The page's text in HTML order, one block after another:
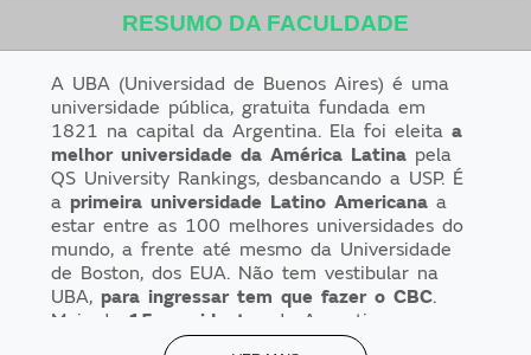
RESUMO DA FACULDADE
A UBA (Universidad de Buenos Aires) é uma
universidade pública, gratuita fundada em
1821 na capital da Argentina. Ela foi eleitaa
melhor universidade da América Latinapela
QS University Rankings, desbancando a USP. É
a primeira universidade Latino Americanaa
estar entre as 100 melhores universidades do
mundo, a frente até mesmo da Universidade
de Boston, dos EUA. Não tem vestibular na
UBA, para ingressar tem que fazer o CBC.
Mais de 15 presidentes
da Argentina se
formaram na universidade, além de